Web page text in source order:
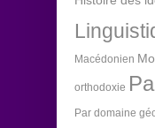
Macédonien
orthodoxie
Par domaine